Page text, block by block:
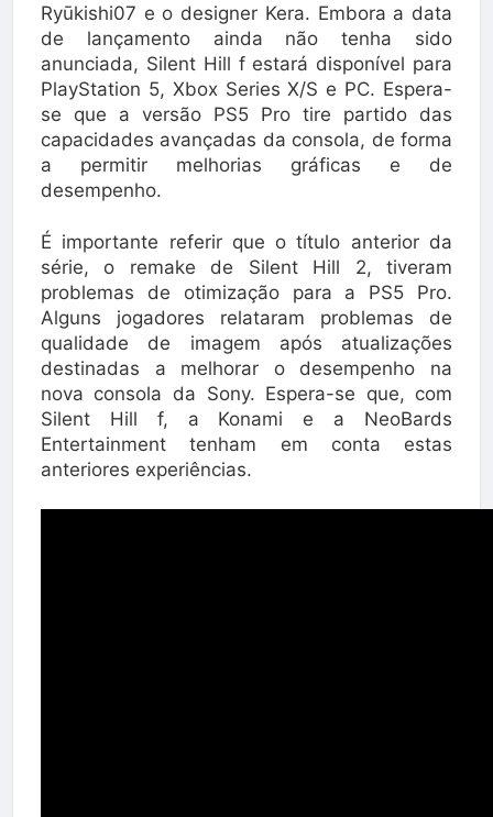
Ryūkishi07 e o designer Kera. Embora a data
de lançamento ainda não tenha sido
anunciada, Silent Hill f estará disponível para
PlayStation 5, Xbox Series X/S e PC. Espera-
se que a versão PS5 Pro tire partido das
capacidades avançadas da consola, de forma
a permitir melhorias gráficas e de
desempenho.
É importante referir que o título anterior da
série, o remake de Silent Hill 2, tiveram
problemas de otimização para a PS5 Pro.
Alguns jogadores relataram problemas de
qualidade de imagem após atualizações
destinadas a melhorar o desempenho na
nova consola da Sony. Espera-se que, com
Silent Hill f, a Konami e a NeoBards
Entertainment tenham em conta estas
anteriores experiências.